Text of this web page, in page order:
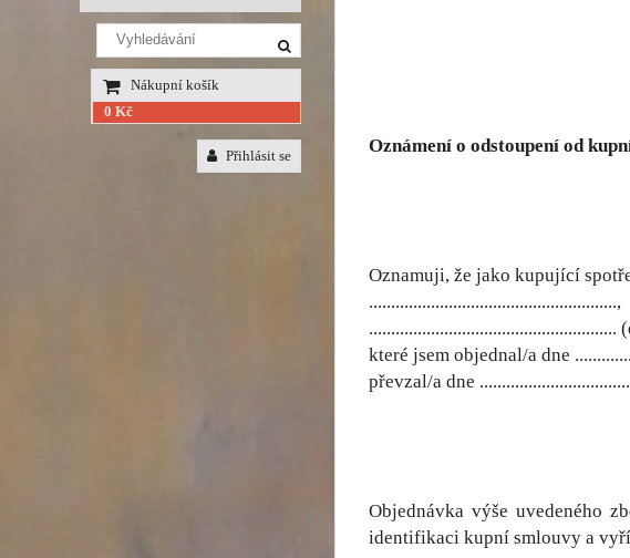
Oznámení o odstoupení od
Oznamuji, že jako kupující
........................................................,
které jsem objednal/a dne
převzal/a dne
Objednávka výše uvedeného
identifikaci kupní smlouvy a
Nákupní košík
0 Kč
Přihlásit se